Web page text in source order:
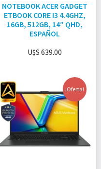
NOTEBOOK ACER GADGET
ETBOOK CORE I3 4.4GHZ,
16GB, 512GB, 14″ QHD,
ESPAÑOL
U$S 639.00
¡Oferta!